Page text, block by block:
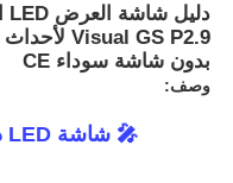
بدون شاشة سوداء CE
وصف: